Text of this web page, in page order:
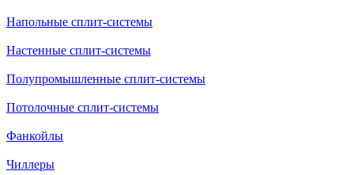
Напольные сплит-системы
Настенные сплит-системы
Полупромышленные сплит-системы
Потолочные сплит-системы
Фанкойлы
Чиллеры